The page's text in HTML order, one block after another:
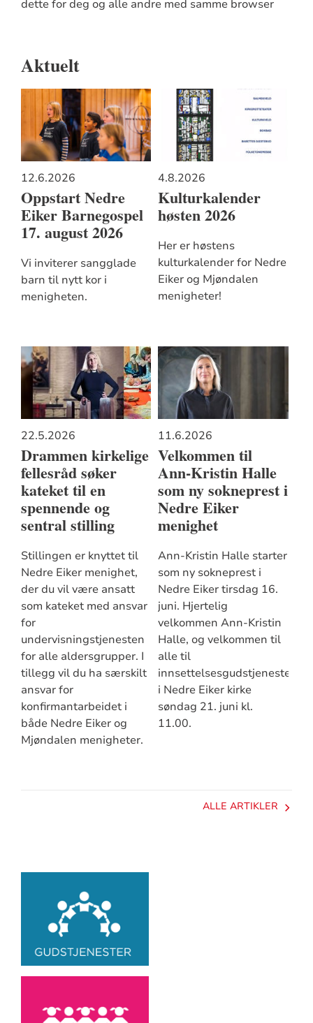
dette for deg og alle andre med samme browser
Aktuelt
12.6.2026
Oppstart Nedre
Eiker Barnegospel
17. august 2026
Vi inviterer sangglade
barn til nytt kor i
menigheten.
4.8.2026
Kulturkalender
høsten 2026
Her er høstens
kulturkalender for Nedre
Eiker og Mjøndalen
menigheter!
22.5.2026
Drammen kirkelige
fellesråd søker
kateket til en
spennende og
sentral stilling
Stillingen er knyttet til
Nedre Eiker menighet,
der du vil være ansatt
som kateket med ansvar
for
undervisningstjenesten
for alle aldersgrupper. I
tillegg vil du ha særskilt
ansvar for
konfirmantarbeidet i
både Nedre Eiker og
Mjøndalen menigheter.
11.6.2026
Velkommen til
Ann-Kristin Halle
som ny sokneprest i
Nedre Eiker
menighet
Ann-Kristin Halle starter
som ny sokneprest i
Nedre Eiker tirsdag 16.
juni. Hjertelig
velkommen Ann-Kristin
Halle, og velkommen til
alle til
innsettelsesgudstjenesten
i Nedre Eiker kirke
søndag 21. juni kl.
11.00.
ALLE ARTIKLER